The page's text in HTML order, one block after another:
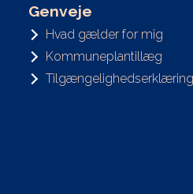
Genveje
Hvad gælder for mig
Kommuneplantillæg
Tilgængelighedserklæring